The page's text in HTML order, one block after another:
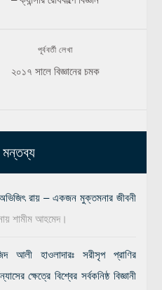
পূর্ববর্তী লেখা
২০১৭ সালে বিজ্ঞানের চমক
মন্তব্য
রায় – একজন মুক্তমনার জীবনী
শামীম আহমেদ।
আলী হাওলাদারঃ সরীসৃপ প্রাণির
ক্ষেত্রে বিশ্বের সর্বকনিষ্ঠ বিজ্ঞানী